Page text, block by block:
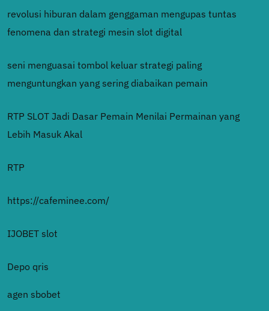
revolusi hiburan dalam genggaman mengupas tuntas
fenomena dan strategi mesin slot digital
seni menguasai tombol keluar strategi paling
menguntungkan yang sering diabaikan pemain
RTP SLOT Jadi Dasar Pemain Menilai Permainan yang
Lebih Masuk Akal
RTP
https://cafeminee.com/
IJOBET slot
Depo qris
agen sbobet